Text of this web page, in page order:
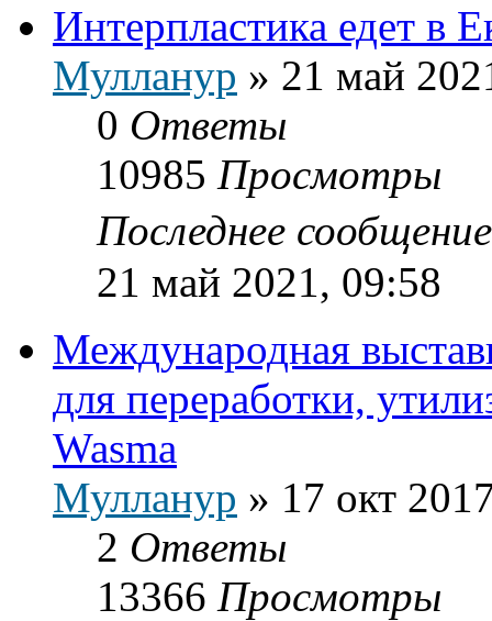
Интерпластика едет в
Мулланур » 21 май
0 Ответы
10985 Просмотры
Последнее
21 май 2021, 09:58
Международная
для переработки,
Wasma
Мулланур » 17 окт
2 Ответы
13366 Просмотры